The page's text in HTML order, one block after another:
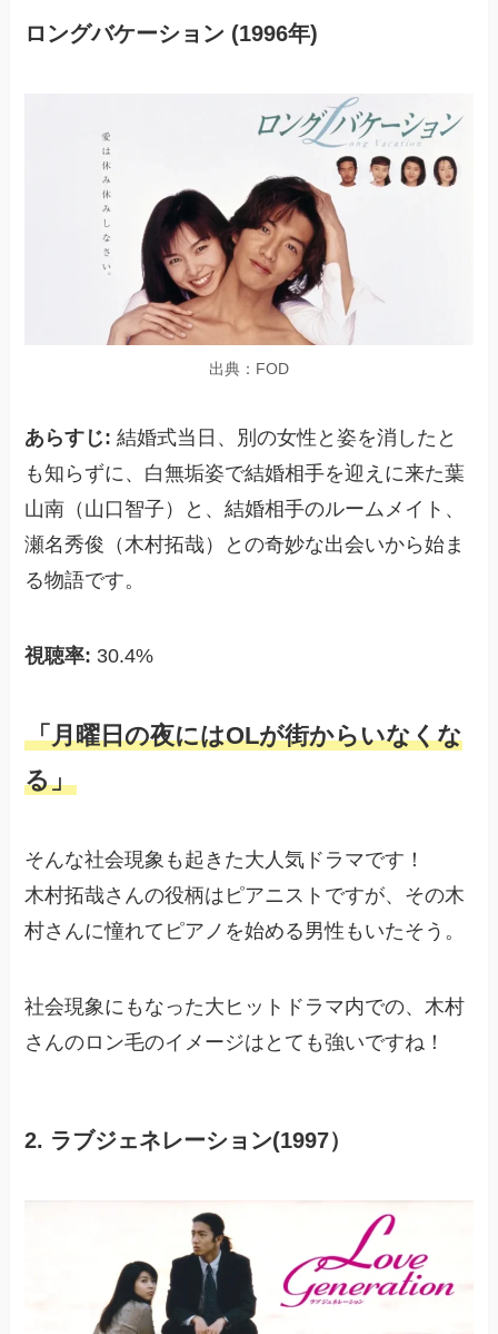
ロングバケーション (1996年)
出典：FOD
あらすじ: 結婚式当日、別の女性と姿を消したと
も知らずに、白無垢姿で結婚相手を迎えに来た葉
山南（山口智子）と、結婚相手のルームメイト、
瀬名秀俊（木村拓哉）との奇妙な出会いから始ま
る物語です。
視聴率: 30.4%
「月曜日の夜にはOLが街からいなくな
る」
そんな社会現象も起きた大人気ドラマです！
木村拓哉さんの役柄はピアニストですが、その木
村さんに憧れてピアノを始める男性もいたそう。
社会現象にもなった大ヒットドラマ内での、木村
さんのロン毛のイメージはとても強いですね！
2. ラブジェネレーション(1997）